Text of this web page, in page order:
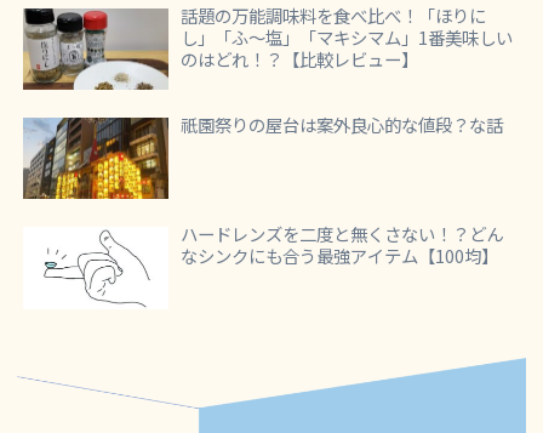
話題の万能調味料を食べ比べ！「ほりに
し」「ふ～塩」「マキシマム」1番美味しい
のはどれ！？【比較レビュー】
祇園祭りの屋台は案外良心的な値段？な話
ハードレンズを二度と無くさない！？どん
なシンクにも合う最強アイテム【100均】